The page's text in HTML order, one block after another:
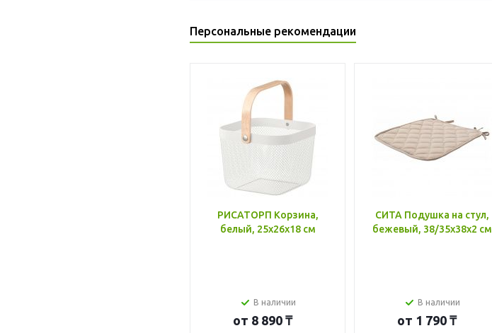
Персональные рекомендации
РИСАТОРП Корзина,
белый, 25x26x18 см
В наличии
от 8 890 ₸
СИТА Подушка на стул,
бежевый, 38/35x38x2 см
В наличии
от 1 790 ₸